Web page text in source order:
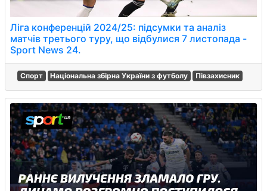
Ліга конференцій 2024/25: підсумки та аналіз
матчів третього туру, що відбулися 7 листопада -
Sport News 24.
Спорт Національна збірна України з футболу Півзахисник